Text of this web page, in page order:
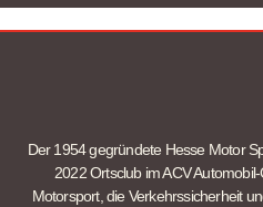
Der 1954 gegründete Hesse Motor
2022 Ortsclub im ACV
Motorsport, die Verkehrssicherheit